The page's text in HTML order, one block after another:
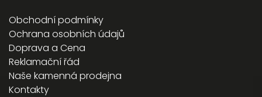
Obchodní podmínky
Ochrana osobních údajů
Doprava a Cena
Reklamační řád
Naše kamenná prodejna
Kontakty